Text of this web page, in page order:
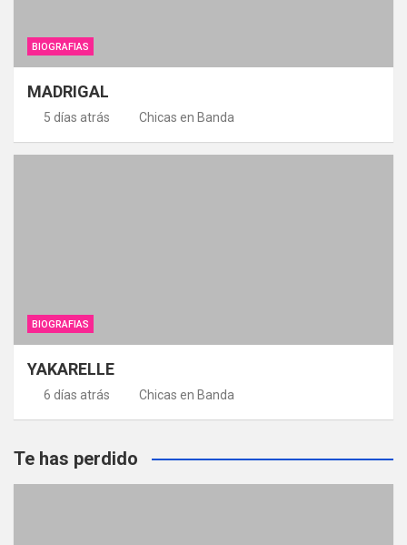
BIOGRAFIAS
MADRIGAL
5 días atrás Chicas en Banda
BIOGRAFIAS
YAKARELLE
6 días atrás Chicas en Banda
Te has perdido